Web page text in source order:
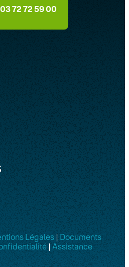
IP
CCX 505
03 72 72 59 00
Légales|Documents
|Assistance